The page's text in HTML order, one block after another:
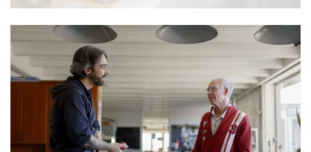
fortgeschrittenen Alkohol- und/oder
Medikamenten-/Drogenabhängigkeit, die zukünftig
abstinent leben und sich mindestens ein Jahr Zeit nehmen
wollen, um dieses Ziel zu erreichen.